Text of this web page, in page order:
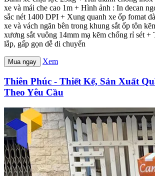
xe và mái che cao 1m + Hình ảnh : In decan
sắc nét 1400 DPI + Xung quanh xe ốp fomat
xe và vách ngăn bên trong khung sắt ốp tôn
xương sắt vuông 14mm mạ kẽm chống rỉ sét +
lắp, gấp gọn dễ di chuyển
Mua ngay Xem
Thiên Phúc - Thiết Kế, Sản Xuất
Theo Yêu Cầu